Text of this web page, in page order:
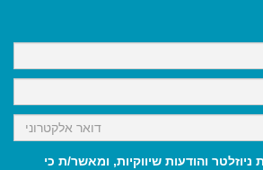
k
p
m
והודעות שיווקיות, ומאשר/ת כי